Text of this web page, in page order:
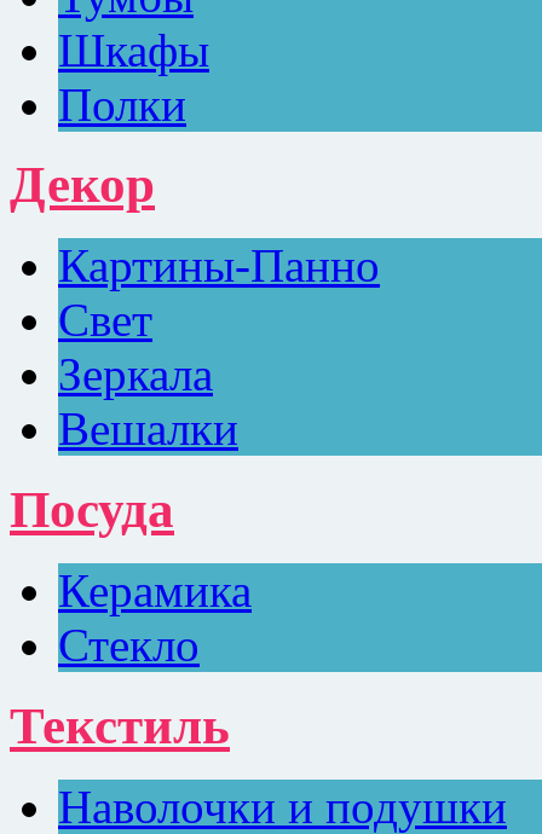
Шкафы
Полки
Декор
Картины-Панно
Свет
Зеркала
Вешалки
Посуда
Керамика
Стекло
Текстиль
Наволочки и подушки